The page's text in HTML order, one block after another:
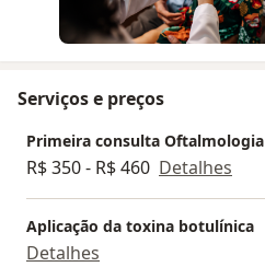
Serviços e preços
Primeira consulta Oftalmologia
R$ 350 - R$ 460 Detalhes
Aplicação da toxina botulínica
Detalhes